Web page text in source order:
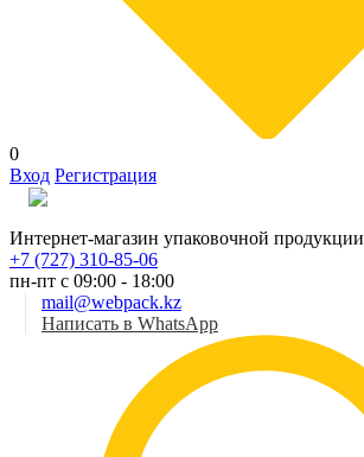
0
Вход Регистрация
Интернет-магазин упаковочной продукции
+7 (727) 310-85-06
пн-пт с 09:00 - 18:00
mail@webpack.kz
Написать в WhatsApp